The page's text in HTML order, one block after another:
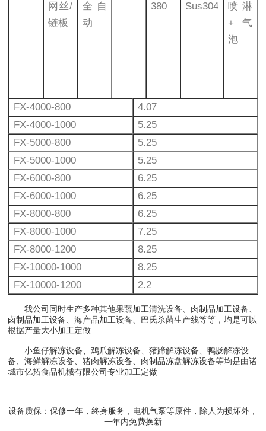
网丝/
链板
全自
动
380 Sus304
喷淋
+气
泡
FX-4000-800
4.07
FX-4000-1000
5.25
FX-5000-800
5.25
FX-5000-1000
5.25
FX-6000-800
6.25
FX-6000-1000
6.25
FX-8000-800
6.25
FX-8000-1000
7.25
FX-8000-1200
8.25
FX-10000-1000
8.25
FX-10000-1200
2.2
我公司同时生产多种其他果蔬加工清洗设备、肉制品加工设备、
卤制品加工设备、海产品加工设备、巴氏杀菌生产线等等，均是可以
根据产量大小加工定做
小鱼仔解冻设备、鸡爪解冻设备、猪蹄解冻设备、鸭肠解冻设
备、海鲜解冻设备、猪肉解冻设备、肉制品冻盘解冻设备等均是由诸
城市亿拓食品机械有限公司专业加工定做
设备质保：保修一年，终身服务，电机气泵等原件，除人为损坏外，
一年内免费换新